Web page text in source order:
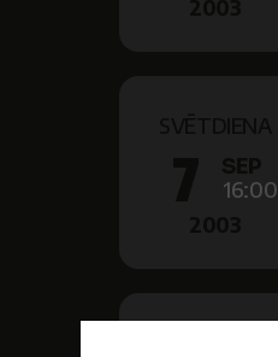
16:00